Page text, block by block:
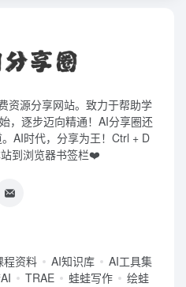
资源分享网站。致力于帮助学
，逐步迈向精通！AI分享圈还
AI时代，分享为王！Ctrl + D
到浏览器书签栏❤️
程资料 AI知识库
AI工具集
TRAE 蛙蛙写作
绘蛙